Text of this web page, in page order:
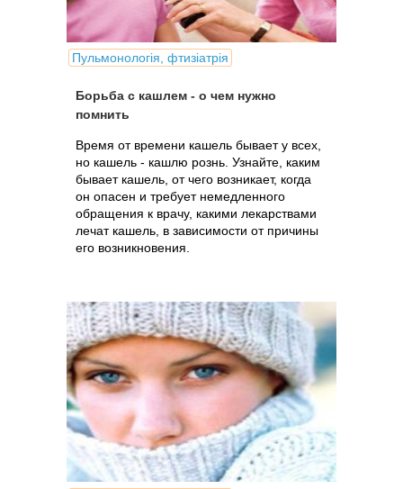
Пульмонологія, фтизіатрія
Борьба с кашлем - о чем нужно
помнить
Время от времени кашель бывает у всех,
но кашель - кашлю рознь. Узнайте, каким
бывает кашель, от чего возникает, когда
он опасен и требует немедленного
обращения к врачу, какими лекарствами
лечат кашель, в зависимости от причины
его возникновения.